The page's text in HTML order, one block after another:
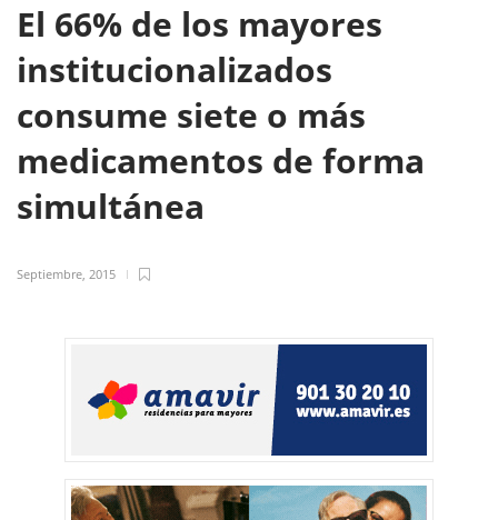
El 66% de los mayores
institucionalizados
consume siete o más
medicamentos de forma
simultánea
Septiembre, 2015